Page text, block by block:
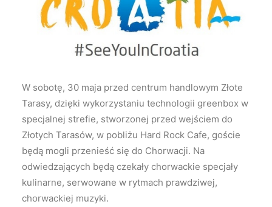
Wyszukiwanie
W sobotę, 30 maja przed centrum handlowym Złote
Tarasy, dzięki wykorzystaniu technologii greenbox w
specjalnej strefie, stworzonej przed wejściem do
Złotych Tarasów, w pobliżu Hard Rock Cafe, goście
będą mogli przenieść się do Chorwacji. Na
odwiedzających będą czekały chorwackie specjały
kulinarne, serwowane w rytmach prawdziwej,
chorwackiej muzyki.